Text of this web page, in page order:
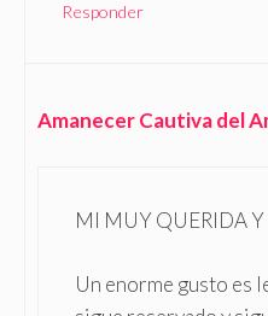
Responder
Amanecer Cautiva del
MI MUY QUERIDA
Un enorme gusto es